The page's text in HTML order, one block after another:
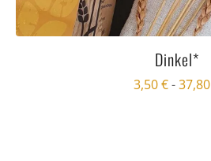
Dinkel*
3,50€-37,80